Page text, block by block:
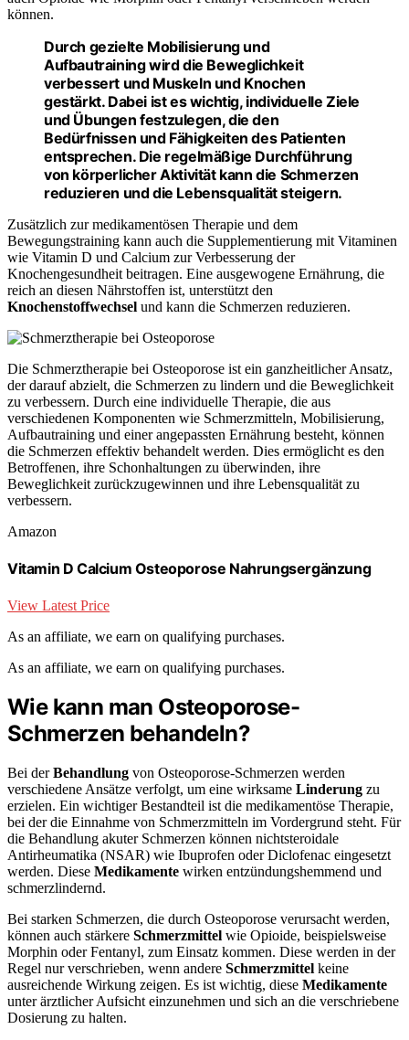
können.
Durch gezielte Mobilisierung und
Aufbautraining wird die Beweglichkeit
verbessert und Muskeln und Knochen
gestärkt. Dabei ist es wichtig, individuelle Ziele
und Übungen festzulegen, die den
Bedürfnissen und Fähigkeiten des Patienten
entsprechen. Die regelmäßige Durchführung
von körperlicher Aktivität kann die Schmerzen
reduzieren und die Lebensqualität steigern.
Zusätzlich zur medikamentösen Therapie und dem
Bewegungstraining kann auch die Supplementierung mit Vitaminen
wie Vitamin D und Calcium zur Verbesserung der
Knochengesundheit beitragen. Eine ausgewogene Ernährung, die
reich an diesen Nährstoffen ist, unterstützt den
Knochenstoffwechsel und kann die Schmerzen reduzieren.
Die Schmerztherapie bei Osteoporose ist ein ganzheitlicher Ansatz,
der darauf abzielt, die Schmerzen zu lindern und die Beweglichkeit
zu verbessern. Durch eine individuelle Therapie, die aus
verschiedenen Komponenten wie Schmerzmitteln, Mobilisierung,
Aufbautraining und einer angepassten Ernährung besteht, können
die Schmerzen effektiv behandelt werden. Dies ermöglicht es den
Betroffenen, ihre Schonhaltungen zu überwinden, ihre
Beweglichkeit zurückzugewinnen und ihre Lebensqualität zu
verbessern.
Amazon
Vitamin D Calcium Osteoporose Nahrungsergänzung
View Latest Price
As an affiliate, we earn on qualifying purchases.
As an affiliate, we earn on qualifying purchases.
Wie kann man Osteoporose-
Schmerzen behandeln?
Bei derBehandlung von Osteoporose-Schmerzen werden
verschiedene Ansätze verfolgt, um eine wirksame Linderung zu
erzielen. Ein wichtiger Bestandteil ist die medikamentöse Therapie,
bei der die Einnahme von Schmerzmitteln im Vordergrund steht. Für
die Behandlung akuter Schmerzen können nichtsteroidale
Antirheumatika (NSAR) wie Ibuprofen oder Diclofenac eingesetzt
werden. Diese Medikamente wirken entzündungshemmend und
schmerzlindernd.
Bei starken Schmerzen, die durch Osteoporose verursacht werden,
können auch stärkere Schmerzmittel wie Opioide, beispielsweise
Morphin oder Fentanyl, zum Einsatz kommen. Diese werden in der
Regel nur verschrieben, wenn andere Schmerzmittel keine
ausreichende Wirkung zeigen. Es ist wichtig, diese Medikamente
unter ärztlicher Aufsicht einzunehmen und sich an die verschriebene
Dosierung zu halten.